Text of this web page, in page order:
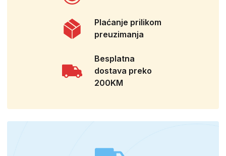
Plaćanje prilikom
preuzimanja
Besplatna
dostava preko
200KM